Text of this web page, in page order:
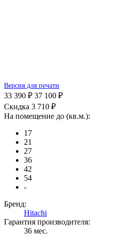
Версия для печати
33 390 ₽ 37 100 ₽
Скидка 3 710 ₽
На помещение до (кв.м.):
17
21
27
36
42
54
-
Бренд:
Hitachi
Гарантия производителя:
36 мес.